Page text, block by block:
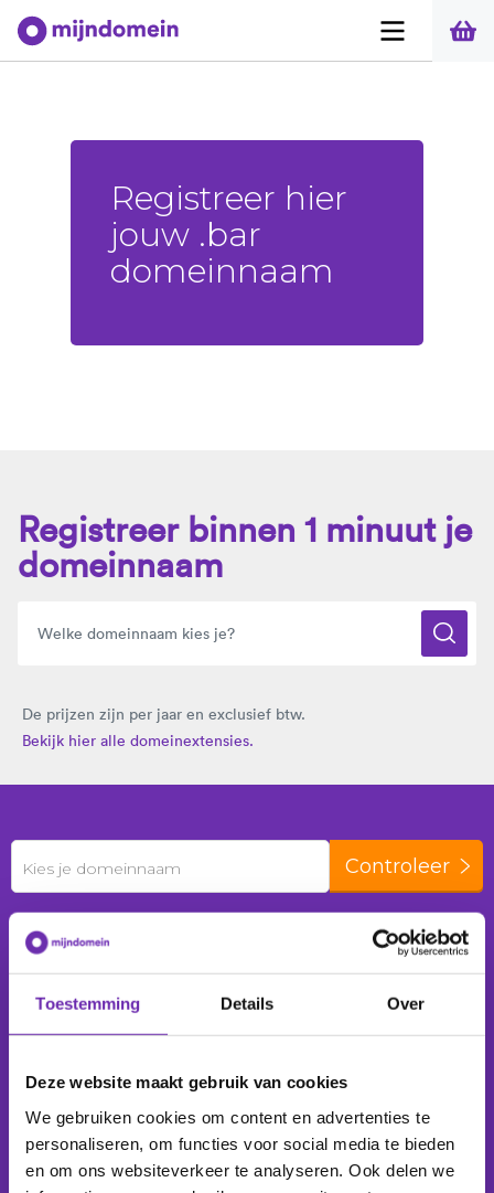
Toestemming Details Over
Deze website maakt gebruik van cookies
We gebruiken cookies om content en advertenties te
personaliseren, om functies voor social media te bieden
en om ons websiteverkeer te analyseren. Ook delen we
Registreer hier
jouw .bar
domeinnaam
Registreer binnen 1 minuut je
domeinnaam
De prijzen zijn per jaar en exclusief btw.
Bekijk hier alle domeinextensies.
Kies je domeinnaam Controleer
343 domeinnamen
Wij beheren
1.039.284 domeinnamenvoor
277.860 klanten.
Producten